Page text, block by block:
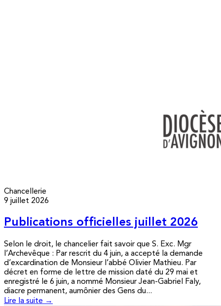
Chancellerie
9 juillet 2026
Publications officielles juillet 2026
Selon le droit, le chancelier fait savoir que S. Exc. Mgr
l’Archevêque : Par rescrit du 4 juin, a accepté la demande
d’excardination de Monsieur l’abbé Olivier Mathieu. Par
décret en forme de lettre de mission daté du 29 mai et
enregistré le 6 juin, a nommé Monsieur Jean-Gabriel Faly,
diacre permanent, aumônier des Gens du...
Lire la suite →